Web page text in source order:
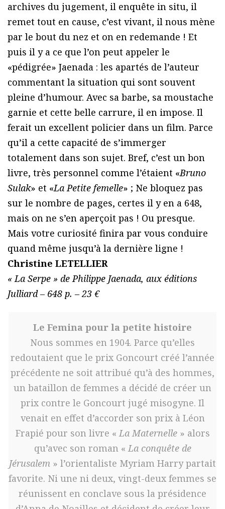
archives du jugement, il enquête in situ, il
remet tout en cause, c’est vivant, il nous mène
par le bout du nez et on en redemande ! Et
puis il y a ce que l’on peut appeler le
«pédigrée» Jaenada : les apartés de l’auteur
commentant la situation qui sont souvent
pleine d’humour. Avec sa barbe, sa moustache
garnie et cette belle carrure, il en impose. Il
ferait un excellent policier dans un film. Parce
qu’il a cette capacité de s’immerger
totalement dans son sujet. Bref, c’est un bon
livre, très personnel comme l’étaient «Bruno
Sulak» et «La Petite femelle» ; Ne bloquez pas
sur le nombre de pages, certes il y en a 648,
mais on ne s’en aperçoit pas ! Ou presque.
Mais votre curiosité finira par vous conduire
quand même jusqu’à la dernière ligne !
Christine LETELLIER
« La Serpe » de Philippe Jaenada, aux éditions
Julliard – 648 p. – 23 €
Le Femina pour la petite histoire
Nous sommes en 1904. Parce qu’elles
redoutaient que le prix Goncourt créé l’année
précédente ne soit attribué qu’à des hommes,
un bataillon de femmes a décidé de créer un
prix contre le Goncourt jugé misogyne. Il
venait en effet d’accorder son prix à Léon
Frapié pour son livre «La Maternelle» alors
qu’avec son roman «La conquête de
Jérusalem » l’orientaliste Myriam Harry partait
favorite. Ni une ni deux, vingt-deux femmes se
réunissent en conclave sous la présidence